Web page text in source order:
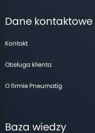
Dane kontaktowe
Kontakt
Obsługa klienta
O firmie Pneumatig
Baza wiedzy